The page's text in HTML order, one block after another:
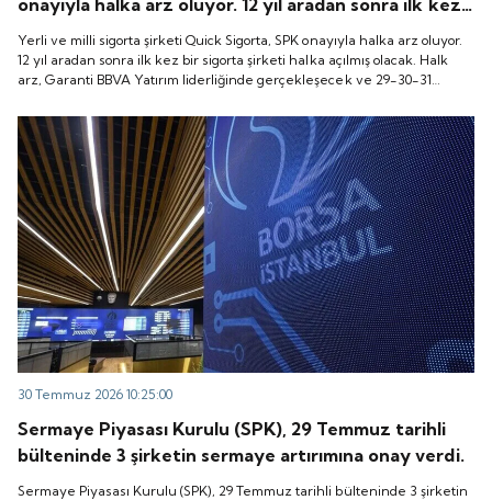
bir sigorta şirketi halka açılmış olacak. Halk arz,
Garanti BBVA Yatırım liderliğinde gerçekleşecek ve
29-30-31 Temmuz 2026 tarihlerinde talep
ile Quick Sigorta işlem görmeye başlayacak.
Yerli ve milli sigorta şirketi Quick Sigorta, SPK onayıyla halka arz oluyor.
12 yıl aradan sonra ilk kez bir sigorta şirketi halka açılmış olacak. Halk
arz, Garanti BBVA Yatırım liderliğinde gerçekleşecek ve 29-30-31
“Gong Töreni” ile Quick Sigorta işlem görmeye başlayacak.
30 Temmuz 2026 10:25:00
Sermaye Piyasası Kurulu (SPK), 29 Temmuz tarihli
bülteninde 3 şirketin sermaye artırımına onay verdi.
Sermaye Piyasası Kurulu (SPK), 29 Temmuz tarihli bülteninde 3 şirketin